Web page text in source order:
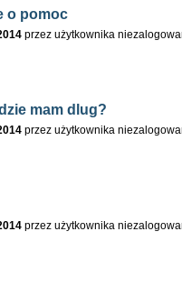
o pomoc
przez użytkownika
mam dlug?
przez użytkownika
przez użytkownika